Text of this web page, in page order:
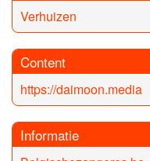
Verhuizen
Content
https://daimoon.media
Informatie